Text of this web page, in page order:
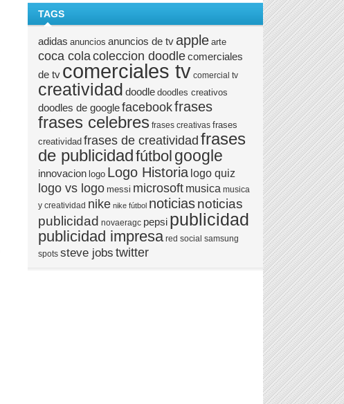
TAGS
adidas anuncios anuncios de tvapple arte
coca colacoleccion doodlecomerciales
de tv comerciales tv comercial tv
creatividad doodle doodles creativos
doodles de googlefacebookfrases
frases celebres frases creativas frases
creatividad frases de creatividad frases
de publicidadfútbol google
innovacion logo Logo Historia logo quiz
logo vs logo messi microsoft musica musica
y creatividad nike nike fútbol noticiasnoticias
publicidad novaeragc pepsi publicidad
publicidad impresa red social samsung
spots steve jobs twitter